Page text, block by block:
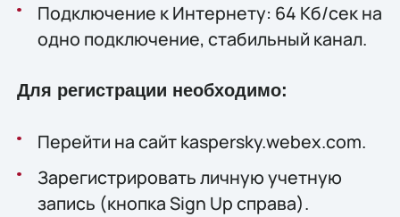
Подключение к Интернету: 64 Кб/сек на
одно подключение, стабильный канал.
Для регистрации необходимо:
Перейти на сайт kaspersky.webex.com.
Зарегистрировать личную учетную
запись (кнопка Sign Up справа).